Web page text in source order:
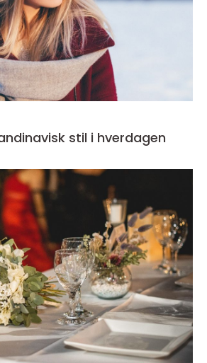
klær skandinavisk stil i hverdagen